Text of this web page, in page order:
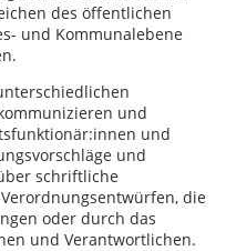
des öffentlichen
und Kommunalebene
und
und
und
schriftliche
die
oder durch das
und Verantwortlichen.